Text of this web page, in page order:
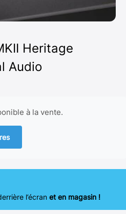
Heritage
Audio
à la vente.
l’écran et en magasin !